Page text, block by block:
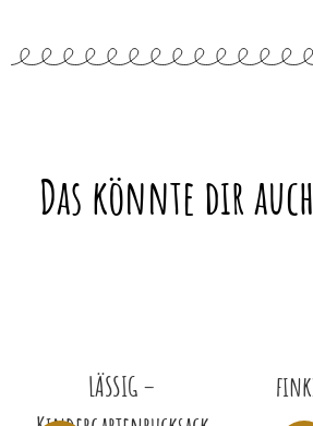
Das könnte dir auch
LÄSSIG –